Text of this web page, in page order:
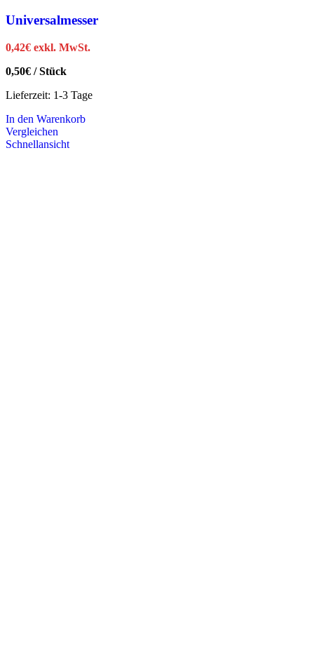
Universalmesser
0,42€ exkl. MwSt.
0,50€ /Stück
Lieferzeit: 1-3 Tage
In den Warenkorb
Vergleichen
Schnellansicht